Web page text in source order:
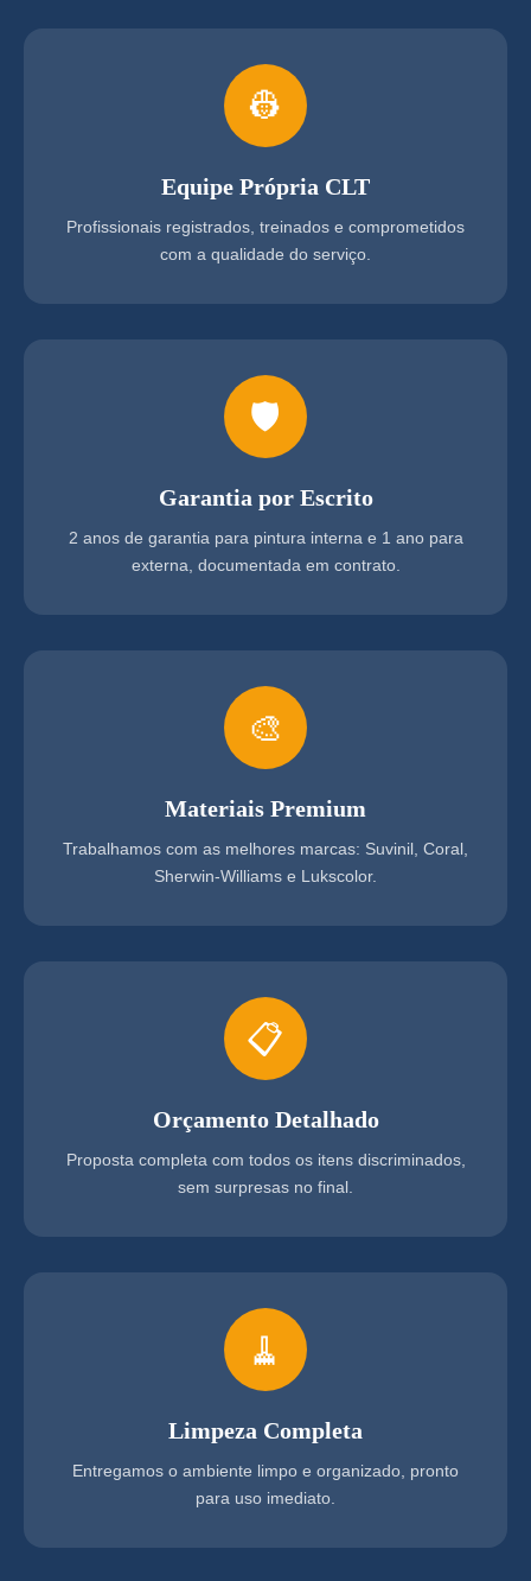
👷
Equipe Própria CLT
Profissionais registrados, treinados e comprometidos
com a qualidade do serviço.
🛡️
Garantia por Escrito
2 anos de garantia para pintura interna e 1 ano para
externa, documentada em contrato.
🎨
Materiais Premium
Trabalhamos com as melhores marcas: Suvinil, Coral,
Sherwin-Williams e Lukscolor.
📋
Orçamento Detalhado
Proposta completa com todos os itens discriminados,
sem surpresas no final.
🧹
Limpeza Completa
Entregamos o ambiente limpo e organizado, pronto
para uso imediato.